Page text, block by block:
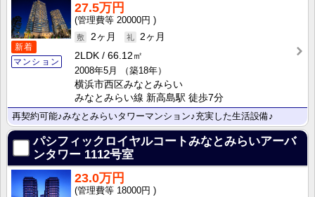
新着
マンション
27.5万円
20000円
2ヶ月
2ヶ月
2LDK
66.12㎡
2008年5月
（築18年）
横浜市西区みなとみらい
みなとみらい線 新高島駅 徒歩7分
再契約可能♪みなとみらいタワーマンション♪充実した生活設備♪
パシフィックロイヤルコートみなとみらいアーバ
ンタワー 1112号室
23.0万円
18000円